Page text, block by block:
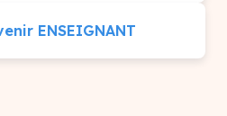
ENSEIGNANT